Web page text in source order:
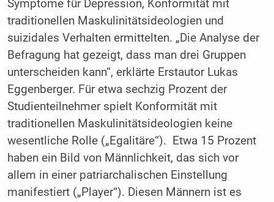
Symptome für Depression, Konformität mit
traditionellen Maskulinitätsideologien und
suizidales Verhalten ermittelten. „Die Analyse der
Befragung hat gezeigt, dass man drei Gruppen
unterscheiden kann“, erklärte Erstautor Lukas
Eggenberger. Für etwa sechzig Prozent der
Studienteilnehmer spielt Konformität mit
traditionellen Maskulinitätsideologien keine
wesentliche Rolle („Egalitäre“). Etwa 15 Prozent
haben ein Bild von Männlichkeit, das sich vor
allem in einer patriarchalischen Einstellung
manifestiert („Player“). Diesen Männern ist es